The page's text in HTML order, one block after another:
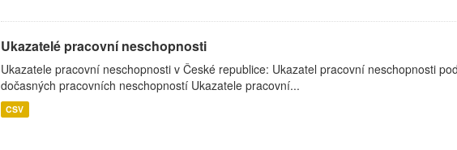
Ukazatelé pracovní neschopnosti
Ukazatele pracovní neschopnosti v České republice: Ukazatel pracovní neschopnosti
dočasných pracovních neschopností Ukazatele pracovní...
CSV